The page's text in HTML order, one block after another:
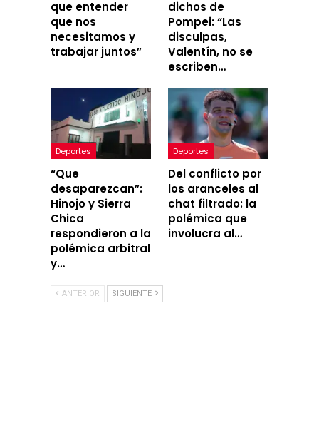
que entender
que nos
necesitamos y
trabajar juntos”
dichos de
Pompei: “Las
disculpas,
Valentín, no se
escriben…
Deportes
“Que
desaparezcan”:
Hinojo y Sierra
Chica
respondieron a la
polémica arbitral
y…
Deportes
Del conflicto por
los aranceles al
chat filtrado: la
polémica que
involucra al…
ANTERIOR SIGUIENTE